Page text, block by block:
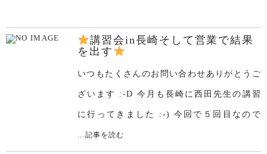
講習会in長崎そして営業で結果
を出す
いつもたくさんのお問い合わせありがとうご
ざいます :-D 今月も長崎に西田先生の講習
に行ってきました :-) 今回で５回目なので
...記事を読む